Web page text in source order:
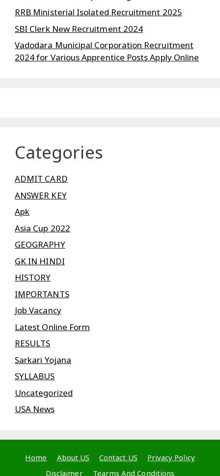
RRB Ministerial Isolated Recruitment 2025
SBI Clerk New Recruitment 2024
Vadodara Municipal Corporation Recruitment
2024 for Various Apprentice Posts Apply Online
Categories
ADMIT CARD
ANSWER KEY
Apk
Asia Cup 2022
GEOGRAPHY
GK IN HINDI
HISTORY
IMPORTANTS
Job Vacancy
Latest Online Form
RESULTS
Sarkari Yojana
SYLLABUS
Uncategorized
USA News
Home About US Contact US
Privacy Policy
Disclaimer
Tearms And Conditions